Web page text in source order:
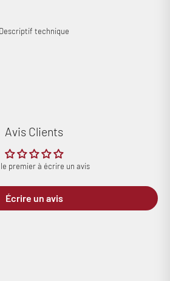
Descriptif technique
Avis Clients
premier à écrire un avis
Écrire un avis